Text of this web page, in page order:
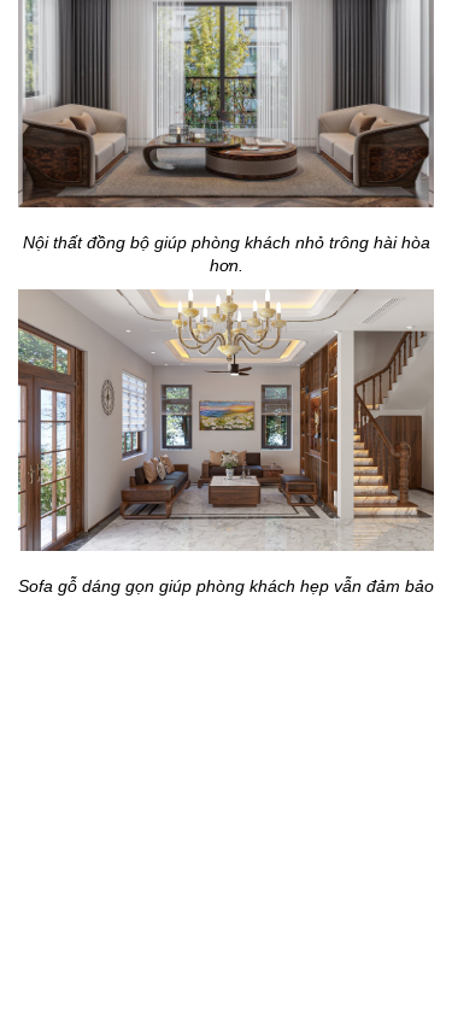
Nội thất đồng bộ giúp phòng khách nhỏ trông hài hòa
hơn.
Sofa gỗ dáng gọn giúp phòng khách hẹp vẫn đảm bảo